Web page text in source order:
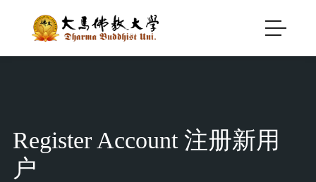
Register Account 注册新用
户